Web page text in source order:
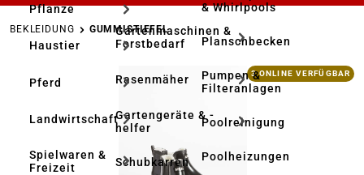
Pflanze
Haustier
Pferd
Landwirtschaft
Spielwaren &
Freizeit
Gartenmaschinen &
Forstbedarf
Rasenmäher
Gartengeräte & -
helfer
Schubkarren
& Whirlpools
Planschbecken
Pumpen &
Filteranlagen
Poolreinigung
Poolheizungen
BEKLEIDUNG GUMMISTIEFEL
Bildergalerie überspringen 3 ONLINE VERFÜGBAR